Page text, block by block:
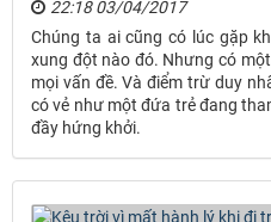
22:18 03/04/2017
Chúng ta ai cũng có lúc gặp
xung đột nào đó. Nhưng có
mọi vấn đề. Và điểm trừ duy
có vẻ như một đứa trẻ đang
đầy hứng khởi.